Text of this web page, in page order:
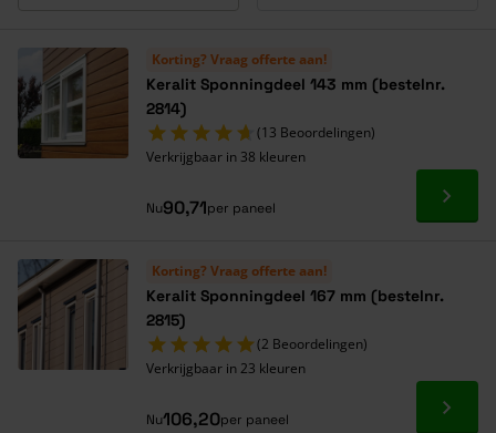
Korting? Vraag offerte aan!
Keralit Sponningdeel 143 mm (bestelnr.
2814)
(13 Beoordelingen)
Verkrijgbaar in 38 kleuren
Nu90,71per paneel Ga
Korting? Vraag offerte aan!
Keralit Sponningdeel 167 mm (bestelnr.
2815)
(2 Beoordelingen)
Verkrijgbaar in 23 kleuren
Nu106,20per paneel Ga